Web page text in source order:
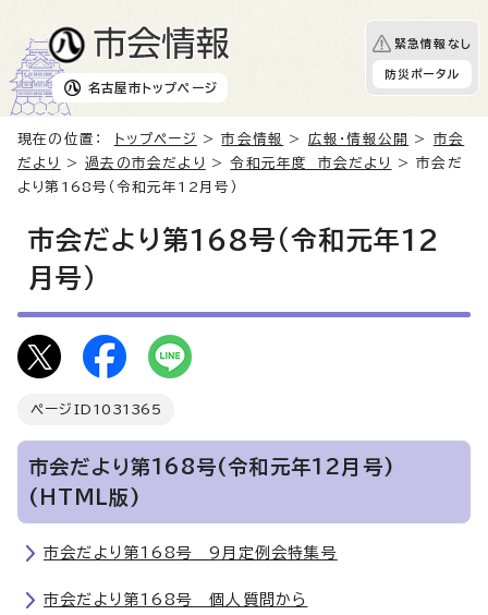
名古屋市 トップページ
緊急情報なし
防災ポータル
現在の位置： トップページ >市会情報 > 広報・情報公開 > 市会
だより
>過去の市会だより >令和元年度 市会だより
> 市会だ
より第168号（令和元年12月号）
市会だより第168号（令和元年12
月号）
ページID 1031365
市会だより第168号(令和元年12月号)
(HTML版)
市会だより第168号 9月定例会特集号
市会だより第168号 個人質問から